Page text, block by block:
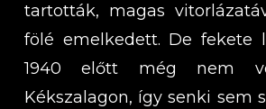
tartották, magas
fölé emelkedett. De fekete
1940 előtt még nem
Kékszalagon, így senki sem